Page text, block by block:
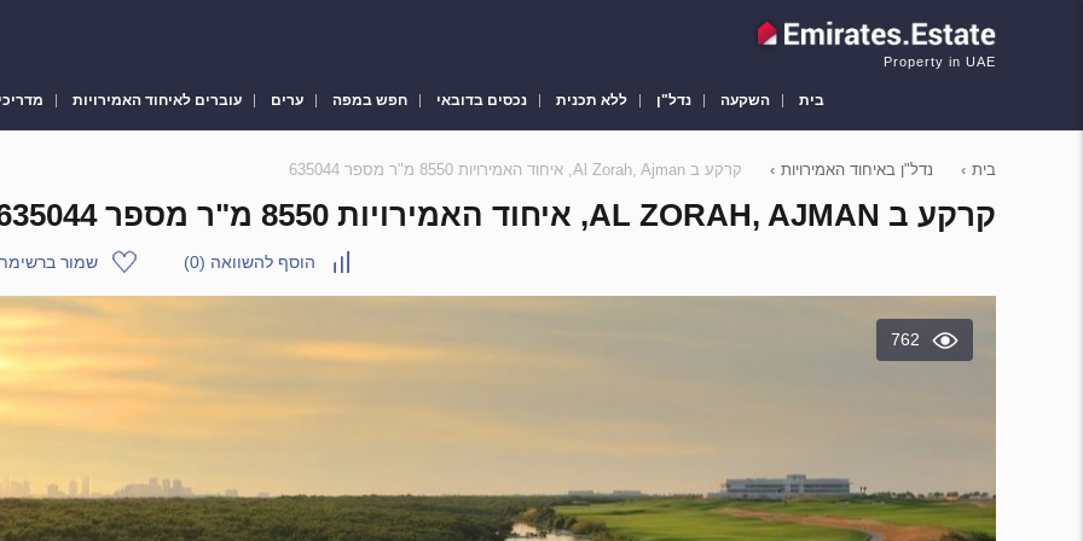
Property in UAE
בית השקעה נדל"ן ללא תכנית נכסים בדובאי חפש במפה ערים עוברים לאיחוד האמירויות
בית › נדל"ן באיחוד האמירויות › קרקע ב Al Zorah, Ajman, איחוד האמירויות 8550 מ"ר מספר 635044
קרקע ב AL ZORAH, AJMAN, איחוד האמירויות 8550 מ"ר מספר 635044
הוסף להשוואה (
0
) שמור
762